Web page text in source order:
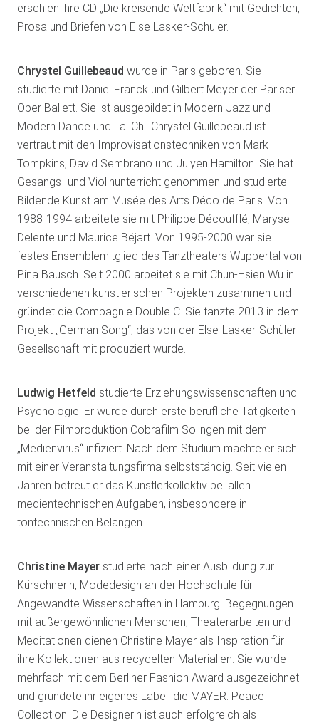
erschien ihre CD „Die kreisende Weltfabrik“ mit Gedichten,
Prosa und Briefen von Else Lasker-Schüler.
Chrystel Guillebeaud wurde in Paris geboren. Sie
studierte mit Daniel Franck und Gilbert Meyer der Pariser
Oper Ballett. Sie ist ausgebildet in Modern Jazz und
Modern Dance und Tai Chi. Chrystel Guillebeaud ist
vertraut mit den Improvisationstechniken von Mark
Tompkins, David Sembrano und Julyen Hamilton. Sie hat
Gesangs- und Violinunterricht genommen und studierte
Bildende Kunst am Musée des Arts Déco de Paris. Von
1988-1994 arbeitete sie mit Philippe Découfflé, Maryse
Delente und Maurice Béjart. Von 1995-2000 war sie
festes Ensemblemitglied des Tanztheaters Wuppertal von
Pina Bausch. Seit 2000 arbeitet sie mit Chun-Hsien Wu in
verschiedenen künstlerischen Projekten zusammen und
gründet die Compagnie Double C. Sie tanzte 2013 in dem
Projekt „German Song“, das von der Else-Lasker-Schüler-
Gesellschaft mit produziert wurde.
Ludwig Hetfeld studierte Erziehungswissenschaften und
Psychologie. Er wurde durch erste berufliche Tätigkeiten
bei der Filmproduktion Cobrafilm Solingen mit dem
„Medienvirus“ infiziert. Nach dem Studium machte er sich
mit einer Veranstaltungsfirma selbstständig. Seit vielen
Jahren betreut er das Künstlerkollektiv bei allen
medientechnischen Aufgaben, insbesondere in
tontechnischen Belangen.
Christine Mayer studierte nach einer Ausbildung zur
Kürschnerin, Modedesign an der Hochschule für
Angewandte Wissenschaften in Hamburg. Begegnungen
mit außergewöhnlichen Menschen, Theaterarbeiten und
Meditationen dienen Christine Mayer als Inspiration für
ihre Kollektionen aus recycelten Materialien. Sie wurde
mehrfach mit dem Berliner Fashion Award ausgezeichnet
und gründete ihr eigenes Label: die MAYER. Peace
Collection. Die Designerin ist auch erfolgreich als